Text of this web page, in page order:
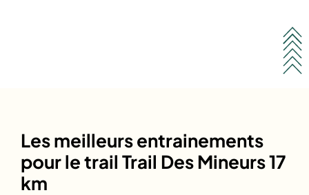
Les meilleurs entrainements
pour le trail Trail Des Mineurs 17
km